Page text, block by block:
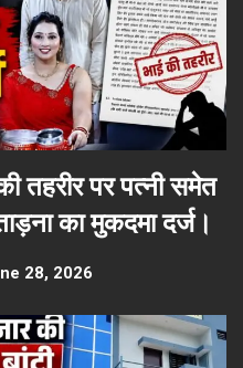
तहरीर पर पत्नी समेत
का मुकदमा दर्ज।
28, 2026